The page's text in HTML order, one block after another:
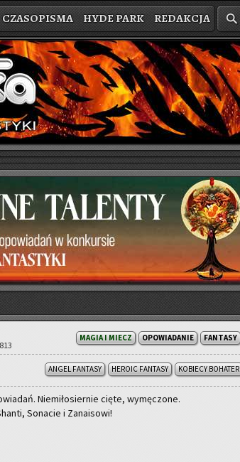
CZASOPISMA HYDE PARK REDAKCJA
MAGIA I MIECZ OPOWIADANIE FANTASY
ANGEL FANTASY HEROIC FANTASY KOBIECY BOHATER
Nie­mi­ło­sier­nie cięte, wy­mę­czo­ne.
So­na­cie i Za­na­iso­wi!